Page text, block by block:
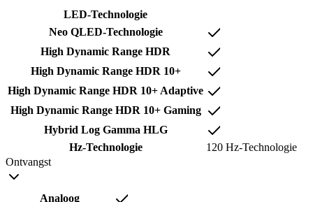
LED-Technologie
Neo QLED-Technologie
High Dynamic Range HDR
High Dynamic Range HDR 10+
High Dynamic Range HDR 10+ Adaptive
High Dynamic Range HDR 10+ Gaming
Hybrid Log Gamma HLG
Hz-Technologie
120 Hz-Technologie
Ontvangst
Analoog